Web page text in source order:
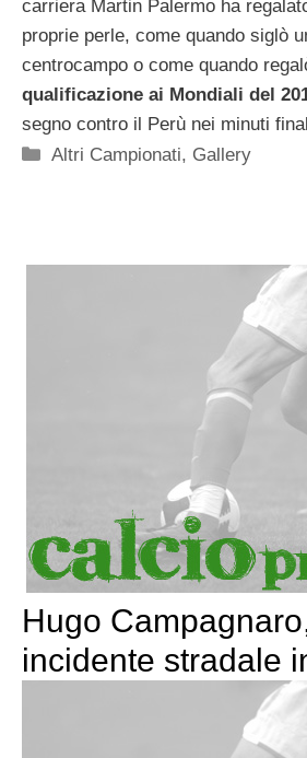
carriera Martin Palermo ha
proprie perle, come quando siglò
centrocampo o come quando
qualificazione ai Mondiali del
segno contro il Perù nei minuti
Categorie
Altri Campionati, Gallery
Hugo
incidente stradale